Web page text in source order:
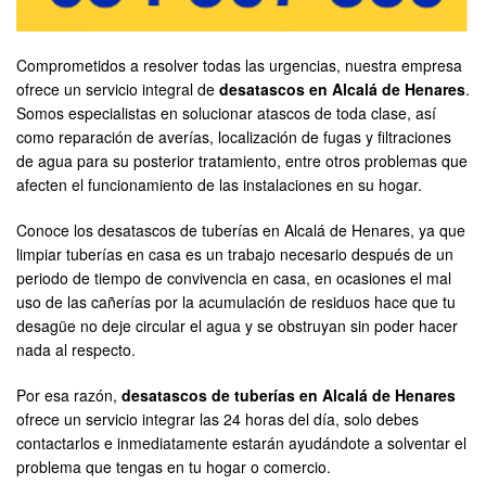
Comprometidos a resolver todas las urgencias, nuestra empresa
ofrece un servicio integral de desatascos en Alcalá de Henares.
Somos especialistas en solucionar atascos de toda clase, así
como reparación de averías, localización de fugas y filtraciones
de agua para su posterior tratamiento, entre otros problemas que
afecten el funcionamiento de las instalaciones en su hogar.
Conoce los desatascos de tuberías en Alcalá de Henares, ya que
limpiar tuberías en casa es un trabajo necesario después de un
periodo de tiempo de convivencia en casa, en ocasiones el mal
uso de las cañerías por la acumulación de residuos hace que tu
desagüe no deje circular el agua y se obstruyan sin poder hacer
nada al respecto.
Por esa razón, desatascos de tuberías en Alcalá de Henares
ofrece un servicio integrar las 24 horas del día, solo debes
contactarlos e inmediatamente estarán ayudándote a solventar el
problema que tengas en tu hogar o comercio.